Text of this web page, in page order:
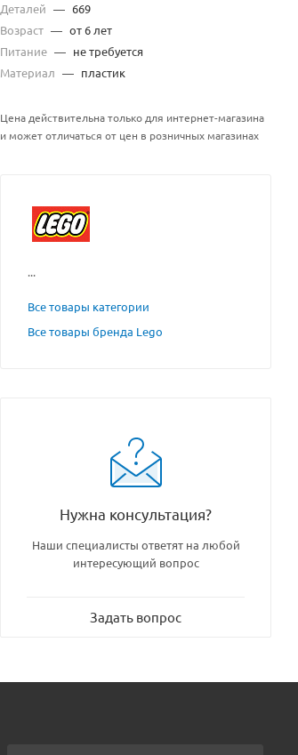
Деталей — 669
Возраст — от 6 лет
Питание — не требуется
Материал — пластик
Цена действительна только для интернет-магазина
и может отличаться от цен в розничных магазинах
...
Все товары категории
Все товары бренда Lego
Нужна консультация?
Наши специалисты ответят на любой
интересующий вопрос
Задать вопрос